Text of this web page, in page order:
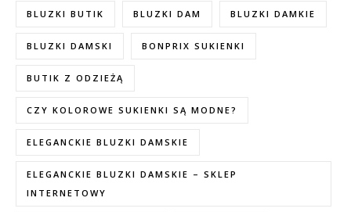
BLUZKI BUTIK BLUZKI DAM BLUZKI DAMKIE
BLUZKI DAMSKI BONPRIX SUKIENKI
BUTIK Z ODZIEŻĄ
CZY KOLOROWE SUKIENKI SĄ MODNE?
ELEGANCKIE BLUZKI DAMSKIE
ELEGANCKIE BLUZKI DAMSKIE – SKLEP
INTERNETOWY